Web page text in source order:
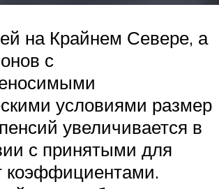
на Крайнем Севере, а
с
условиями размер
увеличивается в
с принятыми для
коэффициентами.